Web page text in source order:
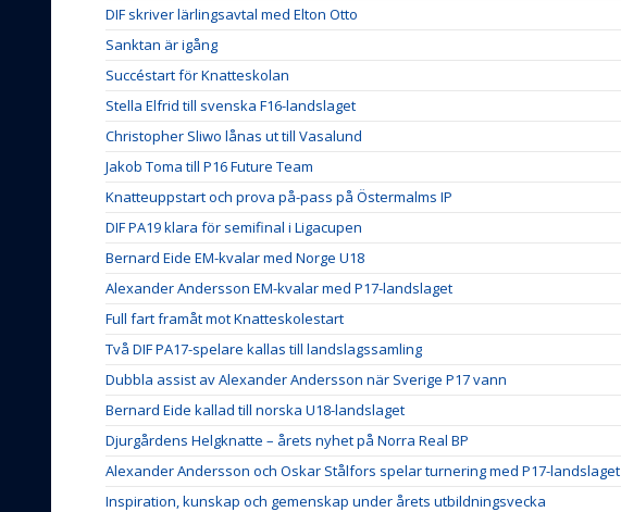
DIF skriver lärlingsavtal med Elton Otto
Sanktan är igång
Succéstart för Knatteskolan
Stella Elfrid till svenska F16-landslaget
Christopher Sliwo lånas ut till Vasalund
Jakob Toma till P16 Future Team
Knatteuppstart och prova på-pass på Östermalms IP
DIF PA19 klara för semifinal i Ligacupen
Bernard Eide EM-kvalar med Norge U18
Alexander Andersson EM-kvalar med P17-landslaget
Full fart framåt mot Knatteskolestart
Två DIF PA17-spelare kallas till landslagssamling
Dubbla assist av Alexander Andersson när Sverige P17 vann
Bernard Eide kallad till norska U18-landslaget
Djurgårdens Helgknatte – årets nyhet på Norra Real BP
Alexander Andersson och Oskar Stålfors spelar turnering med P17-landslaget
Inspiration, kunskap och gemenskap under årets utbildningsvecka